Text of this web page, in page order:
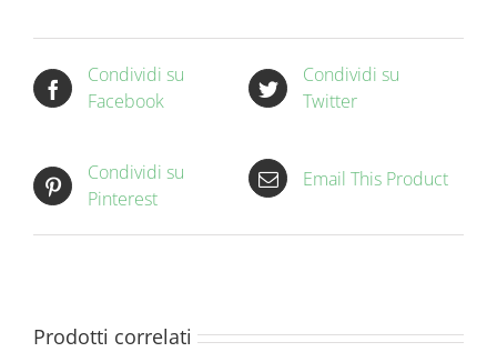
Condividi su
Facebook
Condividi su
Twitter
Condividi su
Pinterest
Email This Product
Prodotti correlati